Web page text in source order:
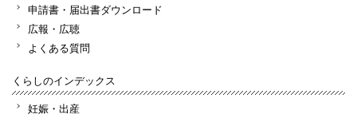
申請書・届出書ダウンロード
広報・広聴
よくある質問
くらしのインデックス
妊娠・出産